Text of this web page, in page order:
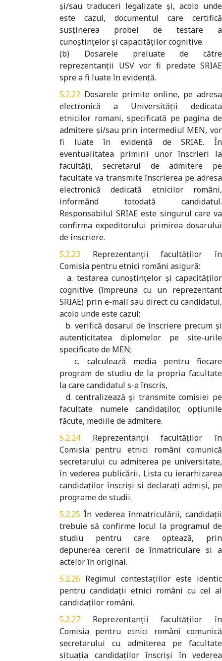
şi/sau traduceri legalizate şi, acolo unde
este cazul, documentul care certifică
susţinerea probei de testare a
cunoştinţelor şi capacităţilor cognitive.
(b) Dosarele preluate de către
reprezentanţii USV vor fi predate SRIAE
spre a fi luate în evidenţă.
Dosarele primite online, pe adresa
electronică a Universităţii dedicata
etnicilor romani, specificată pe pagina de
admitere şi/sau prin intermediul MEN, vor
fi luate în evidenţă de SRIAE. În
eventualitatea primirii unor înscrieri la
facultăți, secretarul de admitere pe
facultate va transmite înscrierea pe adresa
electronică dedicată etnicilor români,
informând totodată candidatul.
Responsabilul SRIAE este singurul care va
confirma expeditorului primirea dosarului
de înscriere.
Reprezentanţii facultăţilor în
Comisia pentru etnici români asigură:
a. testarea cunoștințelor și capacităților
cognitive (împreuna cu un reprezentant
SRIAE) prin e-mail sau direct cu candidatul,
acolo unde este cazul;
b. verifică dosarul de înscriere precum şi
autenticitatea diplomelor pe site-urile
specificate de MEN;
c. calculează media pentru fiecare
program de studiu de la propria facultate
la care candidatul s-a înscris,
d. centralizează şi transmite comisiei pe
facultate numele candidaţilor, opţiunile
făcute, mediile de admitere.
Reprezentanţii facultăţilor în
Comisia pentru etnici români comunică
secretarului cu admiterea pe universitate,
în vederea publicării, Lista cu ierarhizarea
candidaţilor înscrişi si declarați admiși, pe
programe de studii.
În vederea înmatriculării, candidaţii
trebuie să confirme locul la programul de
studiu pentru care optează, prin
depunerea cererii de înmatriculare si a
actelor în original.
Regimul contestaţiilor este identic
pentru candidaţii etnici români cu cel al
candidaţilor români.
Reprezentanţii facultăţilor în
Comisia pentru etnici români comunică
secretarului cu admiterea pe facultate
situaţia candidaţilor înscrişi în vederea